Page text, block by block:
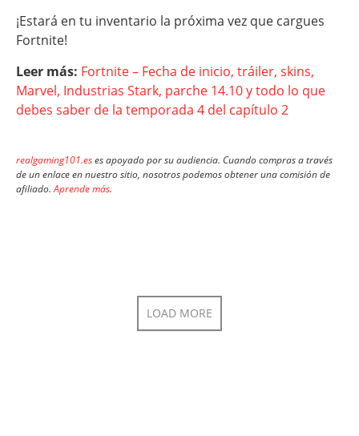
¡Estará en tu inventario la próxima vez que cargues
Fortnite!
Leer más: Fortnite – Fecha de inicio, tráiler, skins,
Marvel, Industrias Stark, parche 14.10 y todo lo que
debes saber de la temporada 4 del capítulo 2
realgaming101.eses apoyado por su audiencia. Cuando compras a través
de un enlace en nuestro sitio, nosotros podemos obtener una comisión de
afiliado.Aprende más.
LOAD MORE